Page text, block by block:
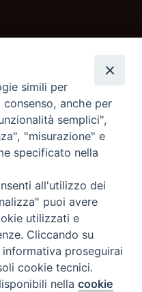
Preferenze Cookie
simili per
anche per
semplici",
"misurazione" e
specificato nella
all'utilizzo dei
puoi avere
utilizzati e
Cliccando su
proseguirai
cookie tecnici.
nellacookie